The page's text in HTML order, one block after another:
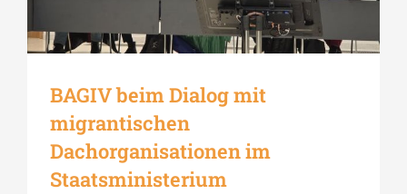
BAGIV beim Dialog mit
migrantischen
Dachorganisationen im
Staatsministerium